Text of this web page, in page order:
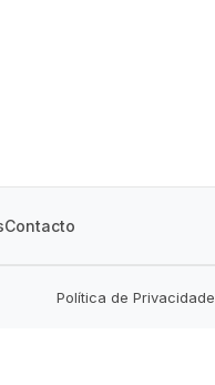
Contacto
Política de Privacidade